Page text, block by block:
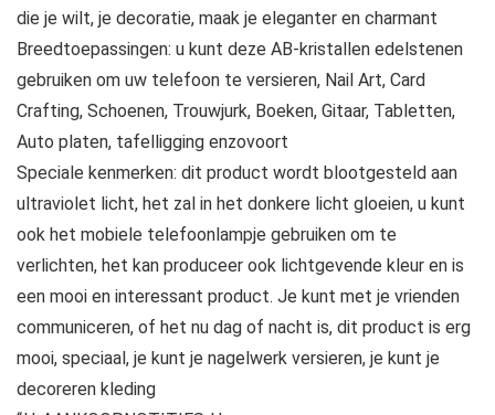
die je wilt, je decoratie, maak je eleganter en charmant
Breedtoepassingen: u kunt deze AB-kristallen edelstenen
gebruiken om uw telefoon te versieren, Nail Art, Card
Crafting, Schoenen, Trouwjurk, Boeken, Gitaar, Tabletten,
Auto platen, tafelligging enzovoort
Speciale kenmerken: dit product wordt blootgesteld aan
ultraviolet licht, het zal in het donkere licht gloeien, u kunt
ook het mobiele telefoonlampje gebruiken om te
verlichten, het kan produceer ook lichtgevende kleur en is
een mooi en interessant product. Je kunt met je vrienden
communiceren, of het nu dag of nacht is, dit product is erg
mooi, speciaal, je kunt je nagelwerk versieren, je kunt je
decoreren kleding